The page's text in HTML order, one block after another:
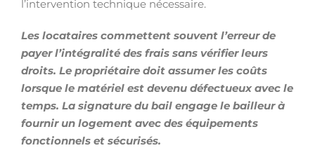
l’intervention technique nécessaire.
Les locataires commettent souvent l’erreur de
payer l’intégralité des frais sans vérifier leurs
droits. Le propriétaire doit assumer les coûts
lorsque le matériel est devenu défectueux avec le
temps. La signature du bail engage le bailleur à
fournir un logement avec des équipements
fonctionnels et sécurisés.